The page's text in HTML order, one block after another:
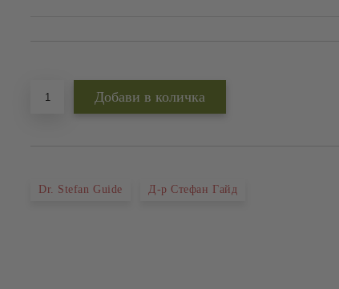
Dr. Stefan Guide Д-р Стефан Гайд